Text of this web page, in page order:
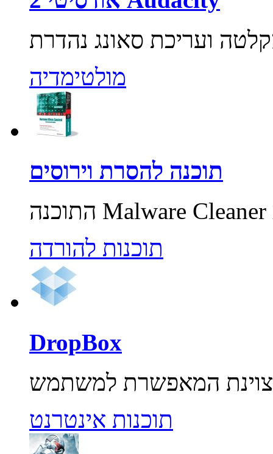
מולטימדיה
תוכנה להסרת וירוסים
תוכנות להורדה
DropBox
תוכנות אינטרנט